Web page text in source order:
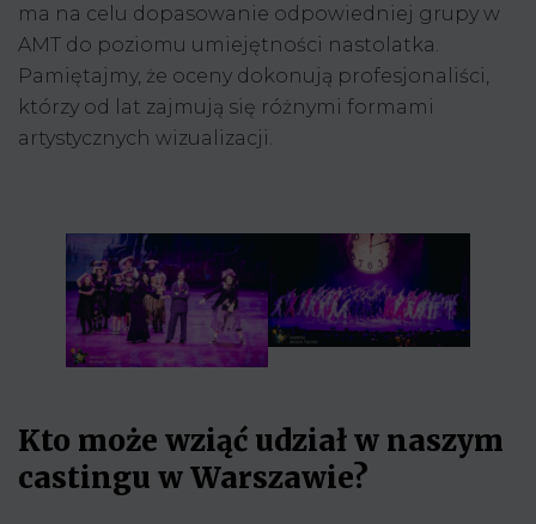
ma na celu dopasowanie odpowiedniej grupy w
AMT do poziomu umiejętności nastolatka.
Pamiętajmy, że oceny dokonują profesjonaliści,
którzy od lat zajmują się różnymi formami
artystycznych wizualizacji.
Kto może wziąć udział w naszym
castingu w Warszawie?